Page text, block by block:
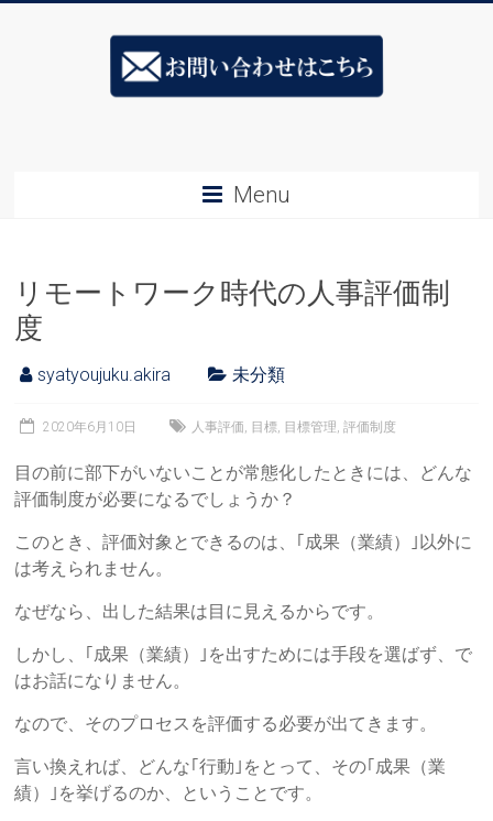
社
長
塾
&ESJ
社
労
士
総
研
「人
づ
り・
事
Menu
リモートワーク時代の人事評価制
度
syatyoujuku.akira 未分類
2020年6月10日 人事評価, 目標, 目標管理,評価制度
目の前に部下がいないことが常態化したときには、どんな
評価制度が必要になるでしょうか？
このとき、評価対象とできるのは、｢成果（業績）｣以外に
は考えられません。
なぜなら、出した結果は目に見えるからです。
しかし、｢成果（業績）｣を出すためには手段を選ばず、で
はお話になりません。
なので、そのプロセスを評価する必要が出てきます。
言い換えれば、どんな｢行動｣をとって、その｢成果（業
績）｣を挙げるのか、ということです。